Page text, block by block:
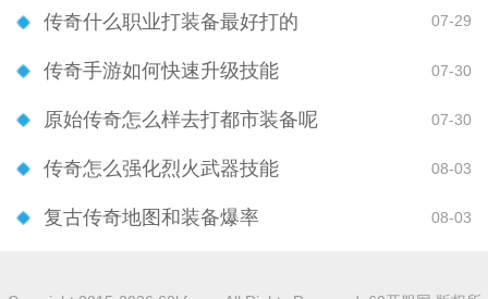
传奇什么职业打装备最好打的 07-29
传奇手游如何快速升级技能 07-30
原始传奇怎么样去打都市装备呢 07-30
传奇怎么强化烈火武器技能 08-03
复古传奇地图和装备爆率 08-03